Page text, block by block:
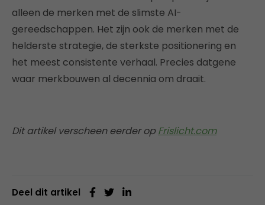
alleen de merken met de slimste AI-
gereedschappen. Het zijn ook de merken met de
helderste strategie, de sterkste positionering en
het meest consistente verhaal. Precies datgene
waar merkbouwen al decennia om draait.
Dit artikel verscheen eerder opFrislicht.com
Deel dit artikel